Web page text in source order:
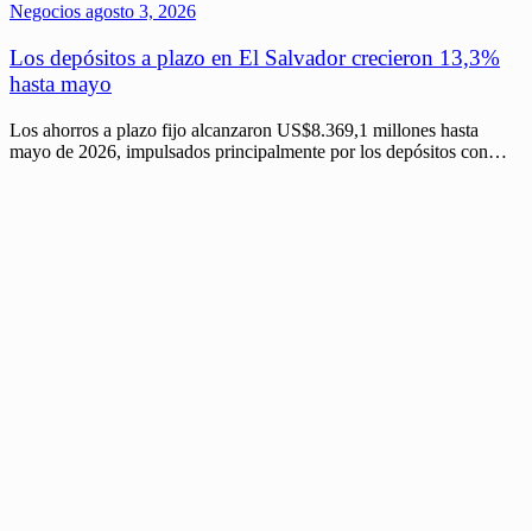
Negocios agosto 3, 2026
Los depósitos a plazo en El Salvador crecieron 13,3%
hasta mayo
Los ahorros a plazo fijo alcanzaron US$8.369,1 millones hasta
mayo de 2026, impulsados principalmente por los depósitos con…